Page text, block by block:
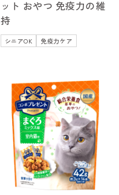
ット おやつ 免疫力の維
持
シニアOK 免疫力ケア